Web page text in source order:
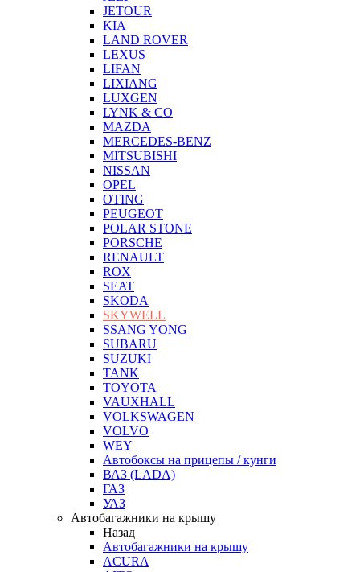
JETOUR
KIA
LAND ROVER
LEXUS
LIFAN
LIXIANG
LUXGEN
LYNK & CO
MAZDA
MERCEDES-BENZ
MITSUBISHI
NISSAN
OPEL
OTING
PEUGEOT
POLAR STONE
PORSCHE
RENAULT
ROX
SEAT
SKODA
SKYWELL
SSANG YONG
SUBARU
SUZUKI
TANK
TOYOTA
VAUXHALL
VOLKSWAGEN
VOLVO
WEY
Автобоксы на прицепы / кунги
ВАЗ (LADA)
ГАЗ
УАЗ
Автобагажники на крышу
Назад
Автобагажники на крышу
ACURA